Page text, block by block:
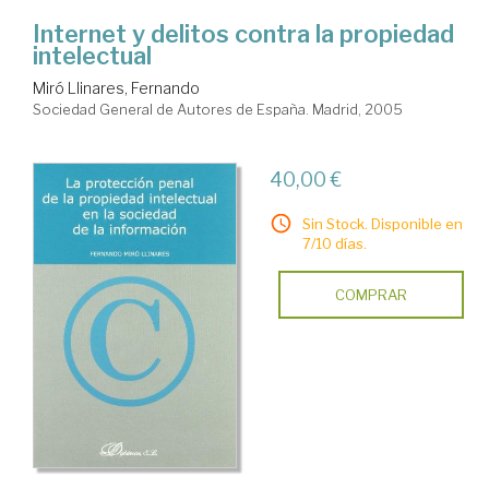
Internet y delitos contra la propiedad
intelectual
Miró Llinares, Fernando
Sociedad General de Autores de España. Madrid, 2005
40,00 €
Sin Stock. Disponible en
7/10 días.
COMPRAR